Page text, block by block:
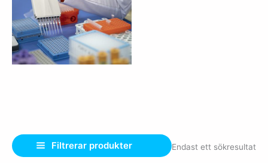
Filtrerar produkter Endast ett sökresultat